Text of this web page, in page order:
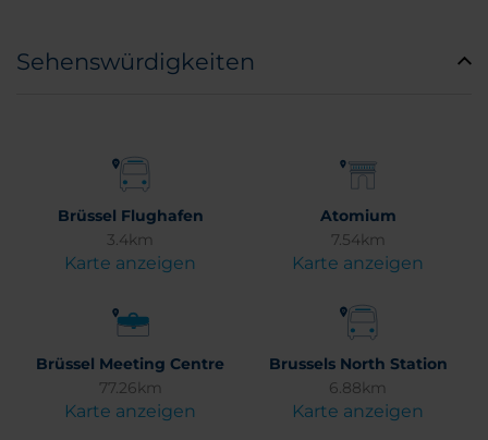
Sehenswürdigkeiten
Brüssel Flughafen
3.4km
Karte anzeigen
Atomium
7.54km
Karte anzeigen
Brüssel Meeting Centre
77.26km
Karte anzeigen
Brussels North Station
6.88km
Karte anzeigen